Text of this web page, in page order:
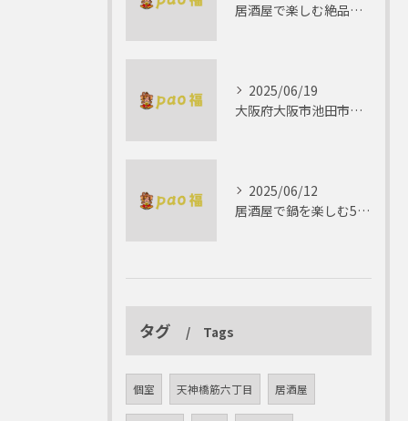
居酒屋で楽しむ絶品テリーヌの世界
2025/06/19
大阪府大阪市池田市で楽しむしゃぶしゃぶの魅力とは？
2025/06/12
居酒屋で鍋を楽しむ5つの理由 ゆったりとした時間を
タグ Tags
個室 天神橋筋六丁目 居酒屋